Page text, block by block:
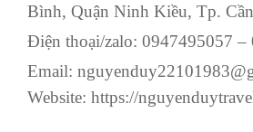
Bình, Quận Ninh Kiều, Tp.
Điện thoại/zalo: 0947495057 –
Email:
Website: https://